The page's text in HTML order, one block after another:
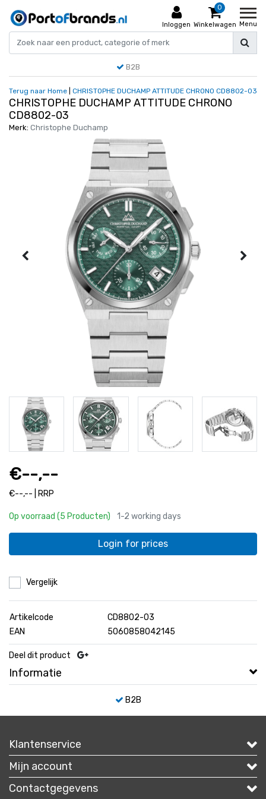
Inloggen
0
Winkelwagen Menu
B2B
Terug naar Home CHRISTOPHE DUCHAMP ATTITUDE CHRONO CD8802-03
CHRISTOPHE DUCHAMP ATTITUDE CHRONO
CD8802-03
Merk: Christophe Duchamp
€--,--
€--,-- | RRP
Op voorraad (5 Producten) 1-2 working days
Login for prices
Vergelijk
Artikelcode
CD8802-03
EAN
5060858042145
Deel dit product
Informatie
B2B
Klantenservice
Mijn account
Contactgegevens